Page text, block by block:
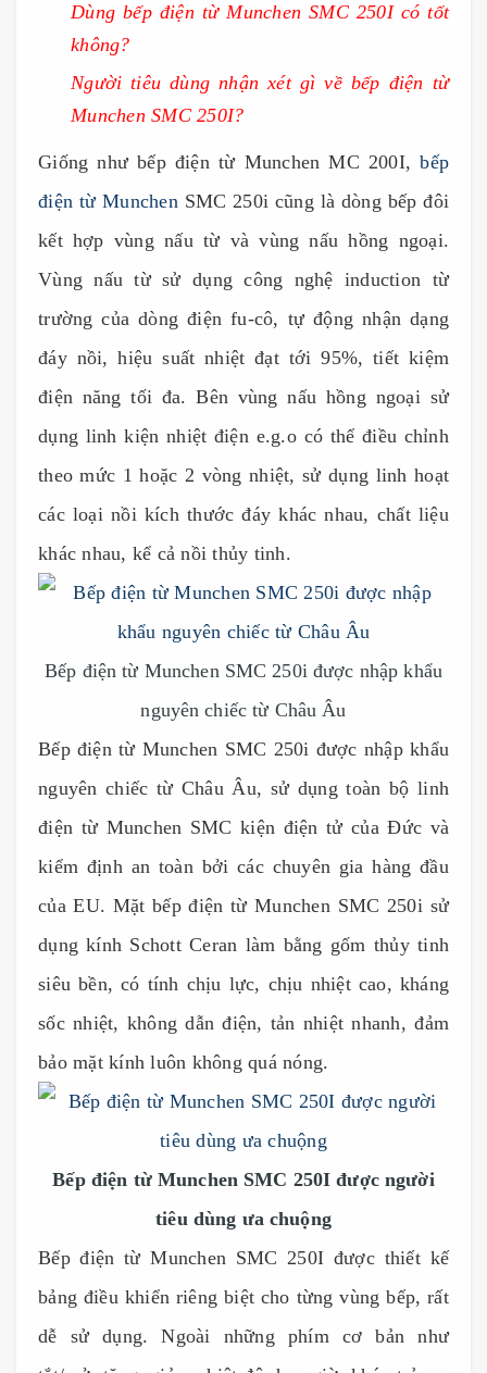
Dùng bếp điện từ Munchen SMC 250I có tốt
không?
Người tiêu dùng nhận xét gì về bếp điện từ
Munchen SMC 250I?
Giống như bếp điện từ Munchen MC 200I,bếp
điện từ MunchenSMC 250i cũng là dòng bếp đôi
kết hợp vùng nấu từ và vùng nấu hồng ngoại.
Vùng nấu từ sử dụng công nghệ induction từ
trường của dòng điện fu-cô, tự động nhận dạng
đáy nồi, hiệu suất nhiệt đạt tới 95%, tiết kiệm
điện năng tối đa. Bên vùng nấu hồng ngoại sử
dụng linh kiện nhiệt điện e.g.o có thể điều chỉnh
theo mức 1 hoặc 2 vòng nhiệt, sử dụng linh hoạt
các loại nồi kích thước đáy khác nhau, chất liệu
khác nhau, kể cả nồi thủy tinh.
Bếp điện từ Munchen SMC 250i được nhập khẩu
nguyên chiếc từ Châu Âu
Bếp điện từ Munchen SMC 250i được nhập khẩu
nguyên chiếc từ Châu Âu, sử dụng toàn bộ linh
điện từ Munchen SMC kiện điện tử của Đức và
kiểm định an toàn bởi các chuyên gia hàng đầu
của EU. Mặt bếp điện từ Munchen SMC 250i sử
dụng kính Schott Ceran làm bằng gốm thủy tinh
siêu bền, có tính chịu lực, chịu nhiệt cao, kháng
sốc nhiệt, không dẫn điện, tản nhiệt nhanh, đảm
bảo mặt kính luôn không quá nóng.
Bếp điện từ Munchen SMC 250I được người
tiêu dùng ưa chuộng
Bếp điện từ Munchen SMC 250I được thiết kế
bảng điều khiển riêng biệt cho từng vùng bếp, rất
dễ sử dụng. Ngoài những phím cơ bản như